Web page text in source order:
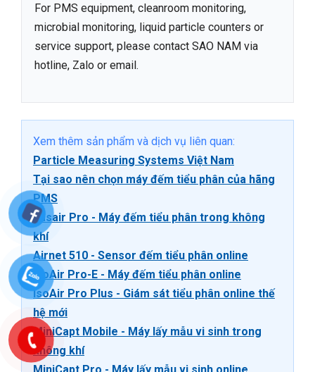
For PMS equipment, cleanroom monitoring,
microbial monitoring, liquid particle counters or
service support, please contact SAO NAM via
hotline, Zalo or email.
Xem thêm sản phẩm và dịch vụ liên quan:
Particle Measuring Systems Việt Nam
Tại sao nên chọn máy đếm tiểu phân của hãng
PMS
Lasair Pro - Máy đếm tiểu phân trong không
khí
Airnet 510 - Sensor đếm tiểu phân online
IsoAir Pro-E - Máy đếm tiểu phân online
IsoAir Pro Plus - Giám sát tiểu phân online thế
hệ mới
MiniCapt Mobile - Máy lấy mẫu vi sinh trong
không khí
MiniCapt Pro - Máy lấy mẫu vi sinh online